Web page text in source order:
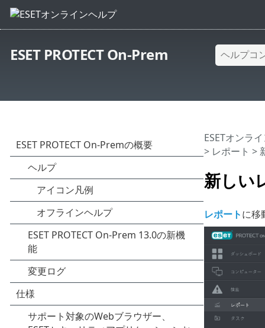
ESET PROTECT On-Prem
新しい
ESETオンラ
> レポート >
レポートに移